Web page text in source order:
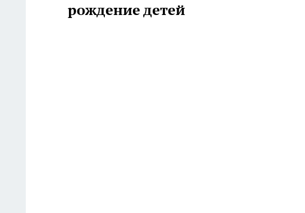
рождение детей